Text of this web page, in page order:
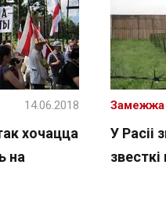
хочацца
на
14.06.2018
У Расіі
Замежжа